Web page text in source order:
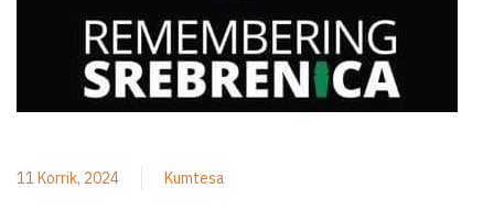
11 Korrik, 2024 Kumtesa